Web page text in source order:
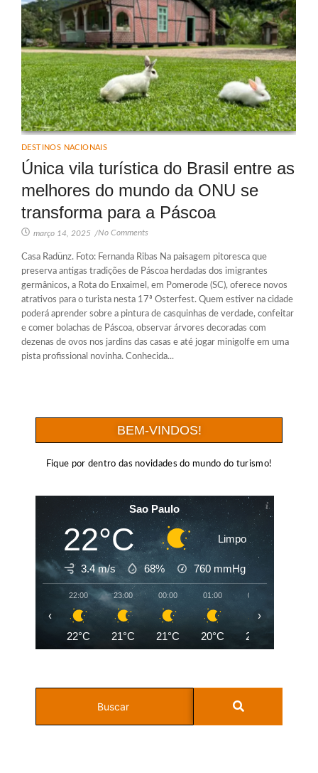
DESTINOS NACIONAIS
Única vila turística do Brasil entre as
melhores do mundo da ONU se
transforma para a Páscoa
março 14, 2025 /No Comments
Casa Radünz. Foto: Fernanda Ribas Na paisagem pitoresca que
preserva antigas tradições de Páscoa herdadas dos imigrantes
germânicos, a Rota do Enxaimel, em Pomerode (SC), oferece novos
atrativos para o turista nesta 17ª Osterfest. Quem estiver na cidade
poderá aprender sobre a pintura de casquinhas de verdade, confeitar
e comer bolachas de Páscoa, observar árvores decoradas com
dezenas de ovos nos jardins das casas e até jogar minigolfe em uma
pista profissional novinha. Conhecida...
BEM-VINDOS!
Fique por dentro das novidades do mundo do turismo!
Sao Paulo
22°C Limpo
3.4 m/s 68% 760 mmHg
22:00
22°C
23:00
21°C
00:00
21°C
01:00
20°C
02:00
20°C
‹ ›